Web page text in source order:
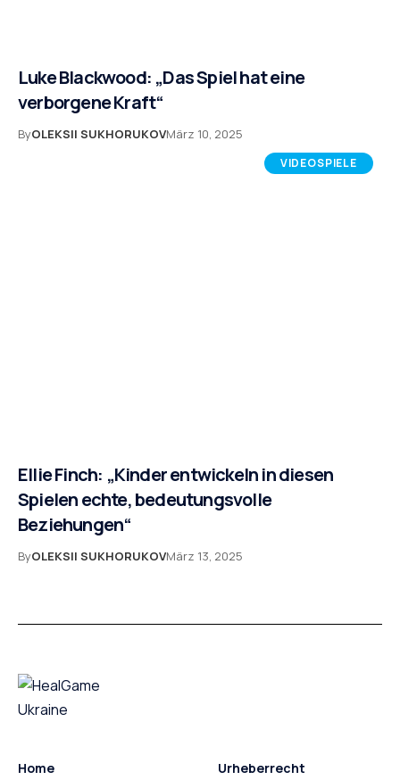
Luke Blackwood: „Das Spiel hat eine
verborgene Kraft“
ByOLEKSII SUKHORUKOVMärz 10, 2025
VIDEOSPIELE
Ellie Finch: „Kinder entwickeln in diesen
Spielen echte, bedeutungsvolle
Beziehungen“
ByOLEKSII SUKHORUKOVMärz 13, 2025
Home Urheberrecht